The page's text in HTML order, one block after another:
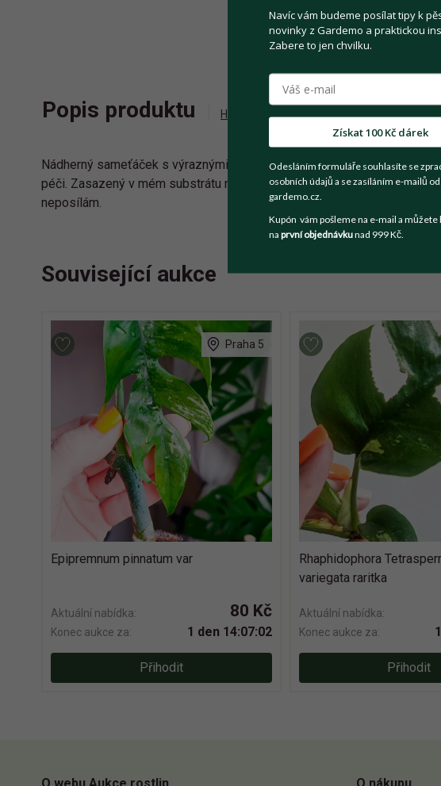
Popis produktu Historie příhozů Zeptat se prodejce
Nádherný sameťáček s výraznými listy vypěstovaný z řízku mé
péči. Zasazený v mém substrátu na aroidy v květináči o straně 9 cm -
neposílám.
Související aukce
Praha 5
Epipremnum pinnatum var
Aktuální nabídka: 80 Kč
Konec aukce za: 1 den 14:07:01
Přihodit
Rhaphidophora
variegata raritka
Aktuální nabídka:
Konec aukce za:
Přihodit
Navíc vám budeme posílat tipy k
novinky z Gardemo a praktickou
Zabere to jen chvilku.
Získat 100 Kč dárek
Odesláním formuláře souhlasíte se
osobních údajů a se zasíláním e-mailů od
gardemo.cz.
Kupón vám pošleme na e-mail a můžete
na první objednávkunad 999 Kč.